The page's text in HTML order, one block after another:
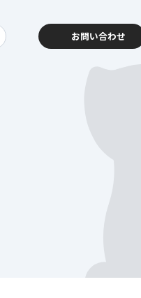
お問い合わせ